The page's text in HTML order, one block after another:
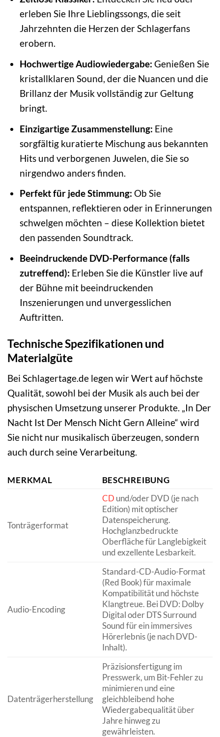
erleben Sie Ihre Lieblingssongs, die seit
Jahrzehnten die Herzen der Schlagerfans
erobern.
Hochwertige Audiowiedergabe: Genießen Sie
kristallklaren Sound, der die Nuancen und die
Brillanz der Musik vollständig zur Geltung
bringt.
Einzigartige Zusammenstellung: Eine
sorgfältig kuratierte Mischung aus bekannten
Hits und verborgenen Juwelen, die Sie so
nirgendwo anders finden.
Perfekt für jede Stimmung: Ob Sie
entspannen, reflektieren oder in Erinnerungen
schwelgen möchten – diese Kollektion bietet
den passenden Soundtrack.
Beeindruckende DVD-Performance (falls
zutreffend): Erleben Sie die Künstler live auf
der Bühne mit beeindruckenden
Inszenierungen und unvergesslichen
Auftritten.
Technische Spezifikationen und
Materialgüte
Bei Schlagertage.de legen wir Wert auf höchste
Qualität, sowohl bei der Musik als auch bei der
physischen Umsetzung unserer Produkte. „In Der
Nacht Ist Der Mensch Nicht Gern Alleine“ wird
Sie nicht nur musikalisch überzeugen, sondern
auch durch seine Verarbeitung.
MERKMAL BESCHREIBUNG
Tonträgerformat
CD und/oder DVD (je nach
Edition) mit optischer
Datenspeicherung.
Hochglanzbedruckte
Oberfläche für Langlebigkeit
und exzellente Lesbarkeit.
Audio-Encoding
Standard-CD-Audio-Format
(Red Book) für maximale
Kompatibilität und höchste
Klangtreue. Bei DVD: Dolby
Digital oder DTS Surround
Sound für ein immersives
Hörerlebnis (je nach DVD-
Inhalt).
Datenträgerherstellung
Präzisionsfertigung im
Presswerk, um Bit-Fehler zu
minimieren und eine
gleichbleibend hohe
Wiedergabequalität über
Jahre hinweg zu
gewährleisten.